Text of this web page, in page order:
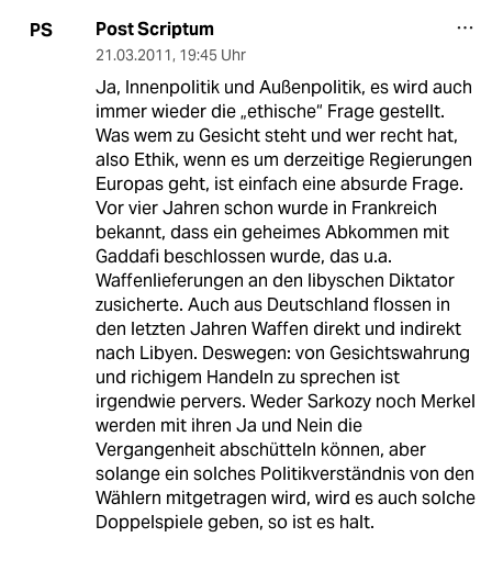
PS Post Scriptum
21.03.2011, 19:45 Uhr
Ja, Innenpolitik und Außenpolitik, es wird auch
immer wieder die „ethische“ Frage gestellt.
Was wem zu Gesicht steht und wer recht hat,
also Ethik, wenn es um derzeitige Regierungen
Europas geht, ist einfach eine absurde Frage.
Vor vier Jahren schon wurde in Frankreich
bekannt, dass ein geheimes Abkommen mit
Gaddafi beschlossen wurde, das u.a.
Waffenlieferungen an den libyschen Diktator
zusicherte. Auch aus Deutschland flossen in
den letzten Jahren Waffen direkt und indirekt
nach Libyen. Deswegen: von Gesichtswahrung
und richigem Handeln zu sprechen ist
irgendwie pervers. Weder Sarkozy noch Merkel
werden mit ihren Ja und Nein die
Vergangenheit abschütteln können, aber
solange ein solches Politikverständnis von den
Wählern mitgetragen wird, wird es auch solche
Doppelspiele geben, so ist es halt.